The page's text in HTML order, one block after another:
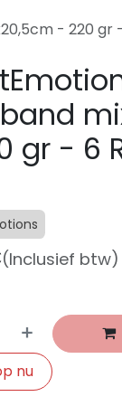
- 220 gr
gr - 6
(Inclusief btw)
nu